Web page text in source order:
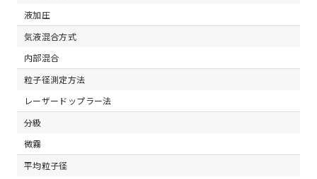
液加圧
気液混合方式
内部混合
粒子径測定方法
レーザードップラー法
分級
微霧
平均粒子径